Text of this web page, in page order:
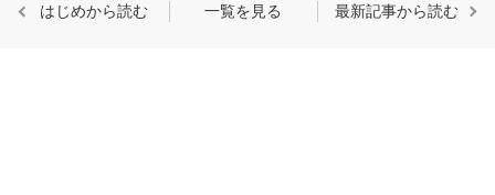
はじめから読む 一覧を見る 最新記事から読む